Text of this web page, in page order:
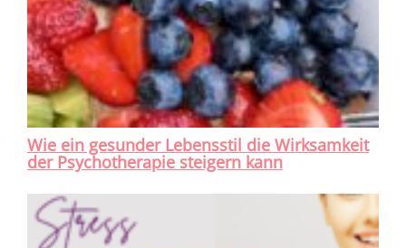
Wie ein gesunder Lebensstil die Wirksamkeit
der Psychotherapie steigern kann